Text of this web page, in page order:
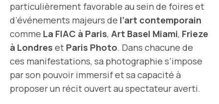
particulièrement favorable au sein de foires et
d’événements majeurs de l’art contemporain
comme La FIAC à Paris, Art Basel Miami, Frieze
à Londres et Paris Photo. Dans chacune de
ces manifestations, sa photographie s’impose
par son pouvoir immersif et sa capacité à
proposer un récit ouvert au spectateur averti.